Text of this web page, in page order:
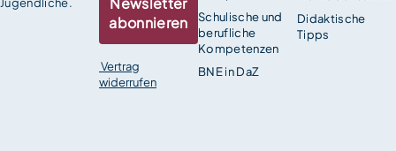
Schulische und
berufliche
Kompetenzen
BNE in DaZ
Didaktische
Tipps
abonnieren
Vertrag
widerrufen